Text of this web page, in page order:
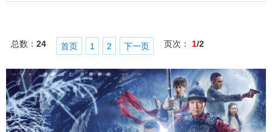
总数： 24 首页 1 2 下一页 页次： 1/2